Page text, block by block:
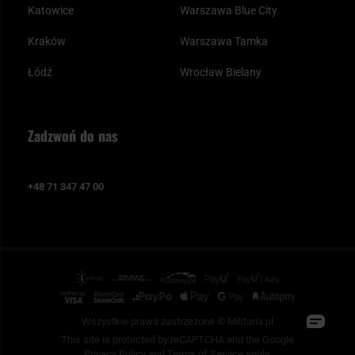
Katowice
Kraków
Łódź
Warszawa Blue City
Warszawa Tamka
Wrocław Bielany
Zadzwoń do nas
+48 71 347 47 00
Wszystkie prawa zastrzeżone © Militaria.pl
This site is protected by reCAPTCHA and the Google